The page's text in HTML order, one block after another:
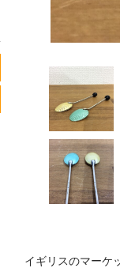
イギリスのマーケ